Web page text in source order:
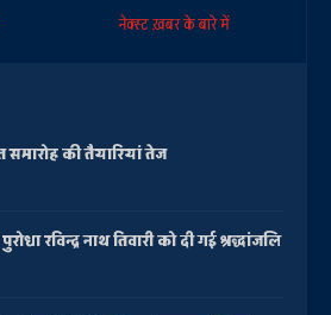
नेक्स्ट ख़बर के बारे में
समारोह की तैयारियां तेज
रविन्द्र नाथ तिवारी को दी गई श्रद्धांजलि